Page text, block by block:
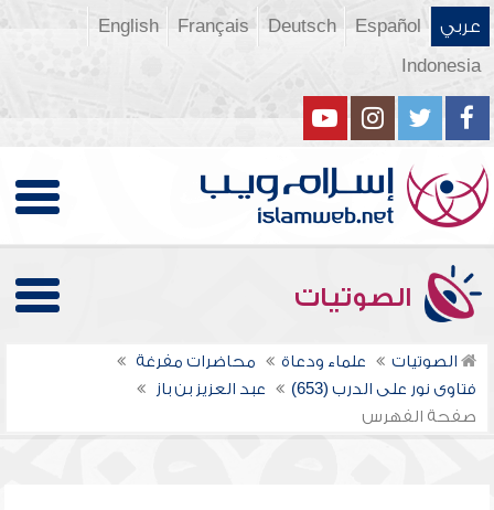
عربي Español
Deutsch
Français
English
Indonesia
الصوتيات
الصوتيات علماء ودعاة
محاضرات مفرغة
فتاوى نور على الدرب (653)
عبد العزيز بن باز
صفحة الفهرس